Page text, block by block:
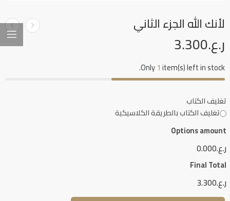
لأنك الله الجزء الثاني
ر.ع.3.300
Only1item(s) left in stock.
تغليف الكتاب
تغليف الكتاب بالطريقة الكلاسيكية
Options amount
ر.ع.0.000
Final Total
ر.ع.3.300